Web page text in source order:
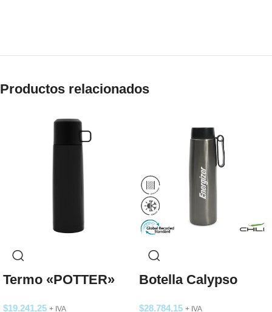
Productos relacionados
Termo «POTTER»
$19.241,25 + IVA
Botella Calypso
$28.784,15 + IVA